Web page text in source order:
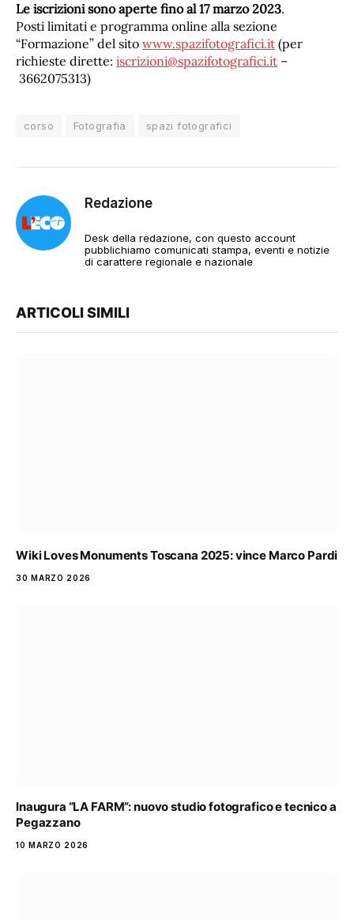
Le iscrizioni sono aperte fino al 17 marzo 2023.
Posti limitati e programma online alla sezione
“Formazione” del sito www.spazifotografici.it (per
richieste dirette: iscrizioni@spazifotografici.it –
3662075313)
corso Fotografia spazi fotografici
Redazione
Desk della redazione, con questo account
pubblichiamo comunicati stampa, eventi e notizie
di carattere regionale e nazionale
ARTICOLI SIMILI
Wiki Loves Monuments Toscana 2025: vince Marco Pardi
30 MARZO 2026
Inaugura “LA FARM”: nuovo studio fotografico e tecnico a
Pegazzano
10 MARZO 2026